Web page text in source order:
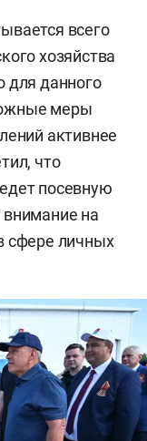
всего
хозяйства
для данного
меры
активнее
что
посевную
на
сфере личных